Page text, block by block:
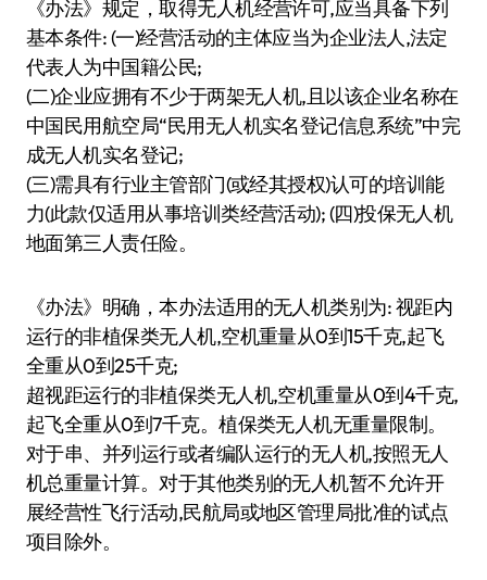
《办法》规定，取得无人机经营许可,应当具备下列
基本条件: (一)经营活动的主体应当为企业法人,法定
代表人为中国籍公民;
(二)企业应拥有不少于两架无人机,且以该企业名称在
中国民用航空局“民用无人机实名登记信息系统”中完
成无人机实名登记;
(三)需具有行业主管部门(或经其授权)认可的培训能
力(此款仅适用从事培训类经营活动); (四)投保无人机
地面第三人责任险。
《办法》明确，本办法适用的无人机类别为: 视距内
运行的非植保类无人机,空机重量从0到15千克,起飞
全重从0到25千克;
超视距运行的非植保类无人机,空机重量从0到4千克,
起飞全重从0到7千克。植保类无人机无重量限制。
对于串、并列运行或者编队运行的无人机,按照无人
机总重量计算。对于其他类别的无人机暂不允许开
展经营性飞行活动,民航局或地区管理局批准的试点
项目除外。